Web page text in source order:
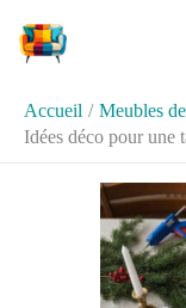
Accueil
Meubles
Idées déco pour une